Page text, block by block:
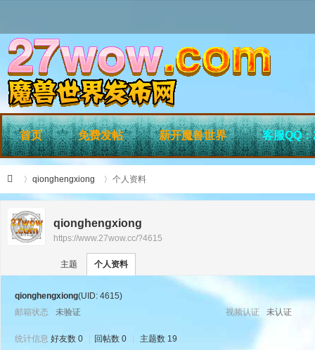
首页 免费发帖 新开魔兽世界 客服QQ
›
qionghengxiong
›
个人资料
qionghengxiong
https://www.27wow.cc/?4615
主题 个人资料
qionghengxiong(UID: 4615)
邮箱状态
未验证 视频认证 未认证
统计信息 好友数 0 回帖数 0 主题数 19